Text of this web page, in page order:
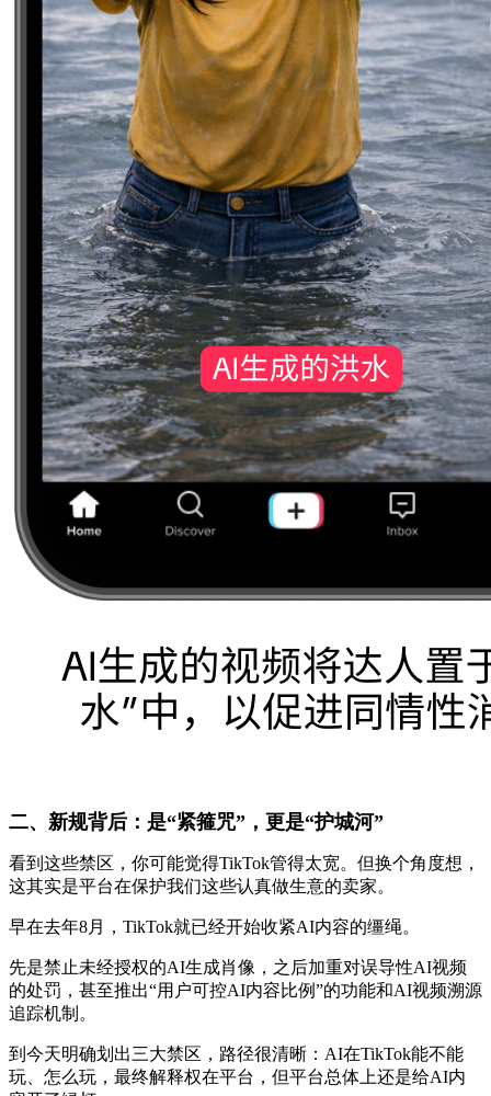
二、新规背后：是“紧箍咒”，更是“护城河”
看到这些禁区，你可能觉得TikTok管得太宽。但换个角度想，
这其实是平台在保护我们这些认真做生意的卖家。
早在去年8月，TikTok就已经开始收紧AI内容的缰绳。
先是禁止未经授权的AI生成肖像，之后加重对误导性AI视频
的处罚，甚至推出“用户可控AI内容比例”的功能和AI视频溯源
追踪机制。
到今天明确划出三大禁区，路径很清晰：AI在TikTok能不能
玩、怎么玩，最终解释权在平台，但平台总体上还是给AI内